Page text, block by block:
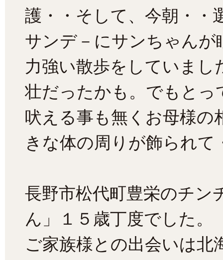
護・・そして、今朝・・
サンデ－にサンちゃん
力強い散歩をしていまし
壮だったかも。でもと
吠える事も無くお母様の
きな体の周りが飾られて
長野市松代町豊栄のチン
ん」１５歳丁度でした。
ご家族様との出会いは北